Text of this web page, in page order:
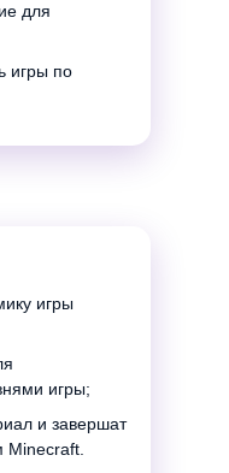
игры
игры;
и завершат
Minecraft.
для
игры по
3D-
в